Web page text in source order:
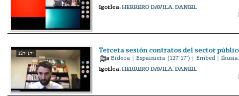
Igorlea:HERRERO DAVILA, DANIEL
127' 17'' Tercera sesión contratos del sector
Bideoa | Espainiera (127' 17'') | Embed | Ikusia:
Igorlea:HERRERO DAVILA, DANIEL